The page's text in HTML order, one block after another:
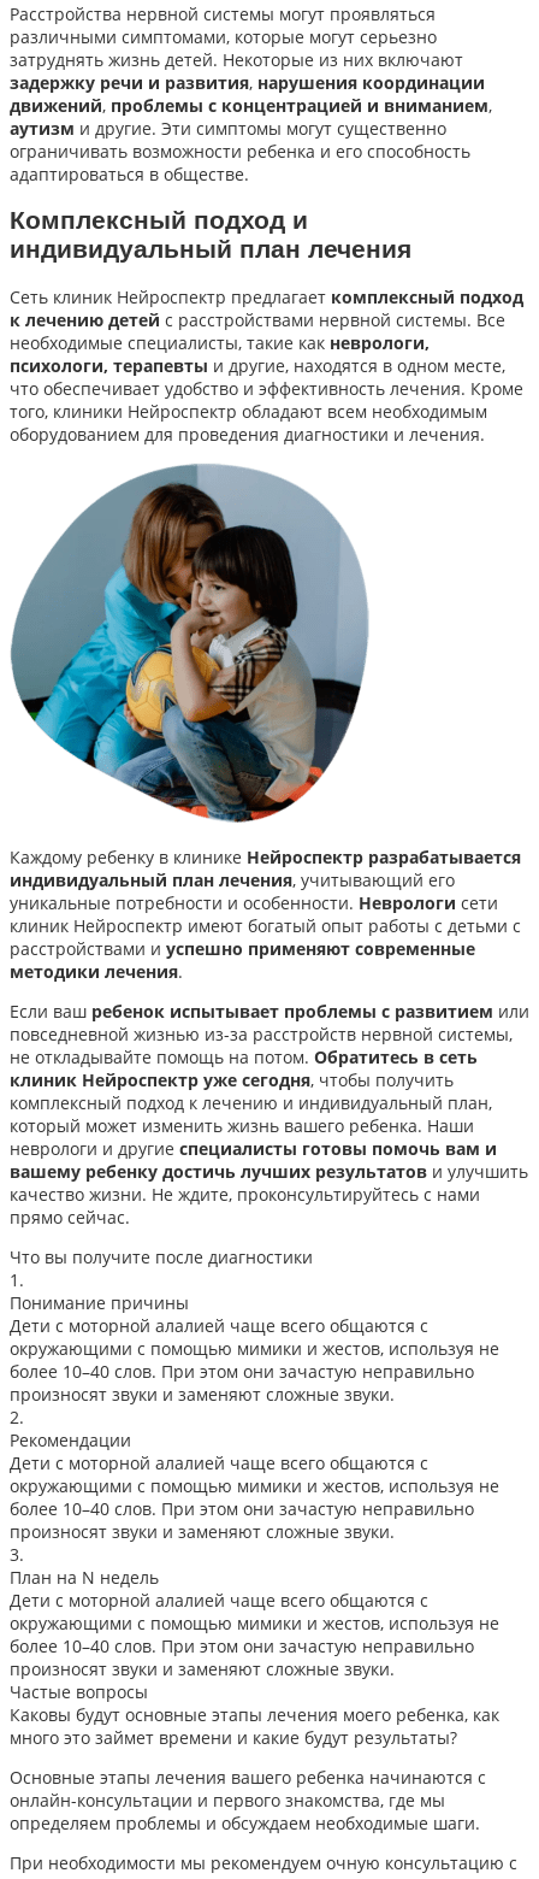
Расстройства нервной системы могут проявляться
различными симптомами, которые могут серьезно
затруднять жизнь детей. Некоторые из них включают
задержку речи и развития, нарушения координации
движений, проблемы с концентрацией и вниманием,
аутизм и другие. Эти симптомы могут существенно
ограничивать возможности ребенка и его способность
адаптироваться в обществе.
Комплексный подход и
индивидуальный план лечения
Сеть клиник Нейроспектр предлагает комплексный подход
к лечению детей с расстройствами нервной системы. Все
необходимые специалисты, такие как неврологи,
психологи, терапевты и другие, находятся в одном месте,
что обеспечивает удобство и эффективность лечения. Кроме
того, клиники Нейроспектр обладают всем необходимым
оборудованием для проведения диагностики и лечения.
Каждому ребенку в клинике Нейроспектр разрабатывается
индивидуальный план лечения, учитывающий его
уникальные потребности и особенности. Неврологи сети
клиник Нейроспектр имеют богатый опыт работы с детьми с
расстройствами и успешно применяют современные
методики лечения.
Если ваш ребенок испытывает проблемы с развитием или
повседневной жизнью из-за расстройств нервной системы,
не откладывайте помощь на потом. Обратитесь в сеть
клиник Нейроспектр уже сегодня, чтобы получить
комплексный подход к лечению и индивидуальный план,
который может изменить жизнь вашего ребенка. Наши
неврологи и другие специалисты готовы помочь вам и
вашему ребенку достичь лучших результатов и улучшить
качество жизни. Не ждите, проконсультируйтесь с нами
прямо сейчас.
Что вы получите после диагностики
1.
Понимание причины
Дети с моторной алалией чаще всего общаются с
окружающими с помощью мимики и жестов, используя не
более 10–40 слов. При этом они зачастую неправильно
произносят звуки и заменяют сложные звуки.
2.
Рекомендации
Дети с моторной алалией чаще всего общаются с
окружающими с помощью мимики и жестов, используя не
более 10–40 слов. При этом они зачастую неправильно
произносят звуки и заменяют сложные звуки.
3.
План на N недель
Дети с моторной алалией чаще всего общаются с
окружающими с помощью мимики и жестов, используя не
более 10–40 слов. При этом они зачастую неправильно
произносят звуки и заменяют сложные звуки.
Частые вопросы
Каковы будут основные этапы лечения моего ребенка, как
много это займет времени и какие будут результаты?
Основные этапы лечения вашего ребенка начинаются с
онлайн-консультации и первого знакомства, где мы
определяем проблемы и обсуждаем необходимые шаги.
При необходимости мы рекомендуем очную консультацию с